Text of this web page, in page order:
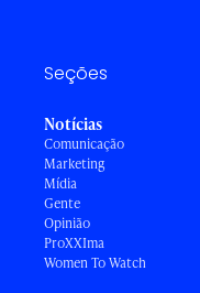
Seções
Notícias
Comunicação
Marketing
Mídia
Gente
Opinião
ProXXIma
Women To Watch